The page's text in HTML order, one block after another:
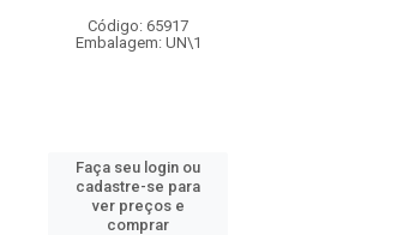
Código: 65917
Embalagem: UN\1
Faça seu login ou
cadastre-se para
ver preços e
comprar